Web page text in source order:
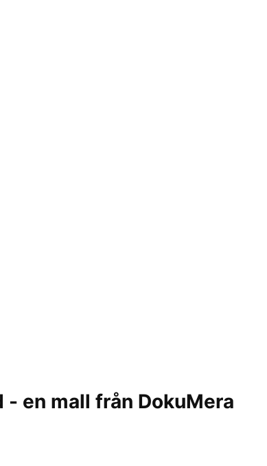
en mall från DokuMera